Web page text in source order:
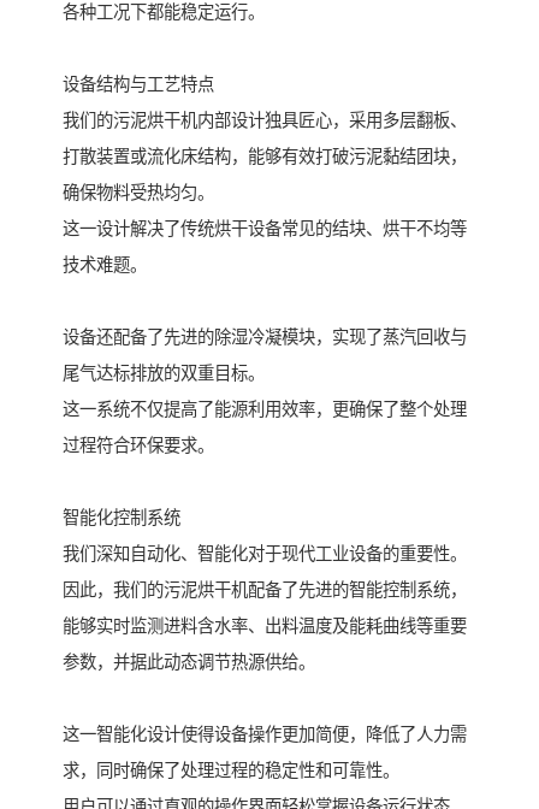
各种工况下都能稳定运行。
设备结构与工艺特点
我们的污泥烘干机内部设计独具匠心，采用多层翻板、
打散装置或流化床结构，能够有效打破污泥黏结团块，
确保物料受热均匀。
这一设计解决了传统烘干设备常见的结块、烘干不均等
技术难题。
设备还配备了先进的除湿冷凝模块，实现了蒸汽回收与
尾气达标排放的双重目标。
这一系统不仅提高了能源利用效率，更确保了整个处理
过程符合环保要求。
智能化控制系统
我们深知自动化、智能化对于现代工业设备的重要性。
因此，我们的污泥烘干机配备了先进的智能控制系统，
能够实时监测进料含水率、出料温度及能耗曲线等重要
参数，并据此动态调节热源供给。
这一智能化设计使得设备操作更加简便，降低了人力需
求，同时确保了处理过程的稳定性和可靠性。